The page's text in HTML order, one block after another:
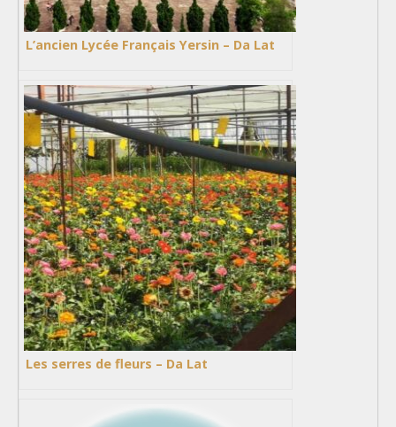
L’ancien Lycée Français Yersin – Da Lat
Les serres de fleurs – Da Lat